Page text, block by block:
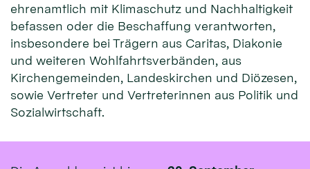
ehrenamtlich mit Klimaschutz und Nachhaltigkeit
befassen oder die Beschaffung verantworten,
insbesondere bei Trägern aus Caritas, Diakonie
und weiteren Wohlfahrtsverbänden, aus
Kirchengemeinden, Landeskirchen und Diözesen,
sowie Vertreter und Vertreterinnen aus Politik und
Sozialwirtschaft.